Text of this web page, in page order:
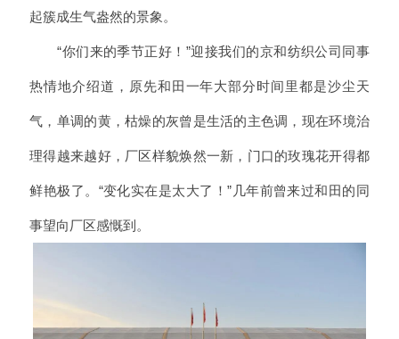
起簇成生气盎然的景象。
“你们来的季节正好！”迎接我们的京和纺织公司同事
热情地介绍道，原先和田一年大部分时间里都是沙尘天
气，单调的黄，枯燥的灰曾是生活的主色调，现在环境治
理得越来越好，厂区样貌焕然一新，门口的玫瑰花开得都
鲜艳极了。“变化实在是太大了！”几年前曾来过和田的同
事望向厂区感慨到。